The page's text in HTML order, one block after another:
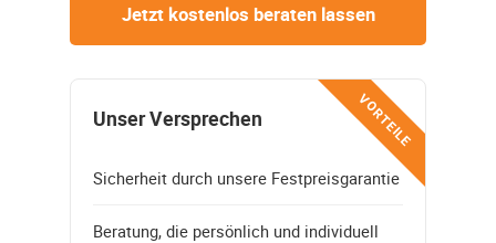
Jetzt kostenlos beraten lassen
VORTEILE
Unser Versprechen
Sicherheit durch unsere Festpreisgarantie
Beratung, die persönlich und individuell